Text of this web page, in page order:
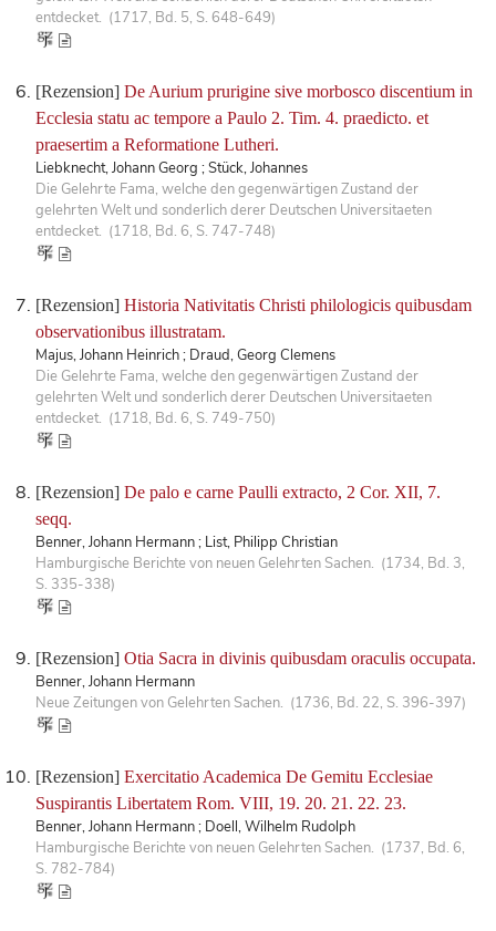
entdecket. (1717, Bd. 5, S. 648-649)
[Rezension] De Aurium prurigine sive morbosco discentium in
Ecclesia statu ac tempore a Paulo 2. Tim. 4. praedicto. et
praesertim a Reformatione Lutheri.
Liebknecht, Johann Georg ; Stück, Johannes
Die Gelehrte Fama, welche den gegenwärtigen Zustand der
gelehrten Welt und sonderlich derer Deutschen Universitaeten
entdecket. (1718, Bd. 6, S. 747-748)
[Rezension] Historia Nativitatis Christi philologicis quibusdam
observationibus illustratam.
Majus, Johann Heinrich ; Draud, Georg Clemens
Die Gelehrte Fama, welche den gegenwärtigen Zustand der
gelehrten Welt und sonderlich derer Deutschen Universitaeten
entdecket. (1718, Bd. 6, S. 749-750)
[Rezension] De palo e carne Paulli extracto, 2 Cor. XII, 7.
seqq.
Benner, Johann Hermann ; List, Philipp Christian
Hamburgische Berichte von neuen Gelehrten Sachen. (1734, Bd. 3,
S. 335-338)
[Rezension] Otia Sacra in divinis quibusdam oraculis occupata.
Benner, Johann Hermann
Neue Zeitungen von Gelehrten Sachen. (1736, Bd. 22, S. 396-397)
[Rezension] Exercitatio Academica De Gemitu Ecclesiae
Suspirantis Libertatem Rom. VIII, 19. 20. 21. 22. 23.
Benner, Johann Hermann ; Doell, Wilhelm Rudolph
Hamburgische Berichte von neuen Gelehrten Sachen. (1737, Bd. 6,
S. 782-784)